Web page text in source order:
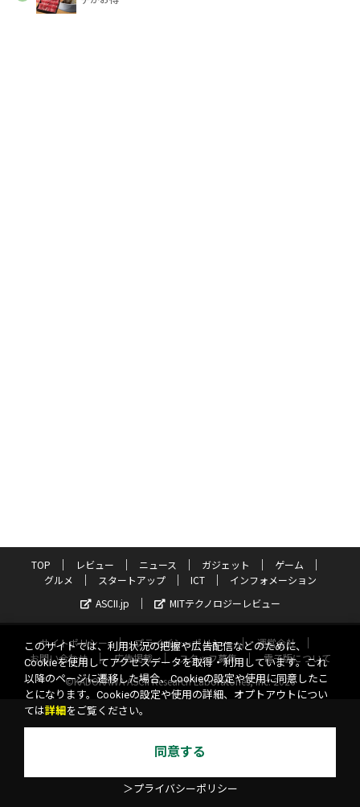
TOP レビュー ニュース ガジェット
ゲーム
グルメ
スタートアップ ICT
インフォメーション
ASCII.jp
MITテクノロジーレビュー
サイトポリシー プライバシーポリシー
運営会社
お問い合わせ
広告掲載 スタッフ募集
電子版について
©KADOKAWA ASCII Research Laboratories, Inc. 2026
このサイトでは、利用状況の把握や広告配信などのために、
Cookieを使用してアクセスデータを取得・利用しています。これ
以降のページに遷移した場合、Cookieの設定や使用に同意したこ
とになります。Cookieの設定や使用の詳細、オプトアウトについ
ては詳細 をご覧ください。
同意する
＞プライバシーポリシー